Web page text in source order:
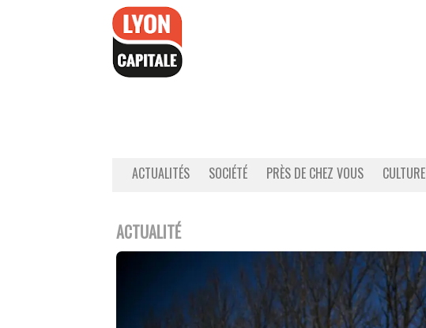
ACTUALITÉS SOCIÉTÉ PRÈS DE CHEZ VOUS CULTURE
ACTUALITÉ